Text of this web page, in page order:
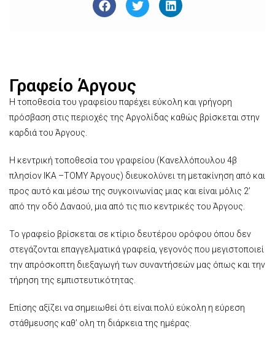
Γραφείο Άργους
Η τοποθεσία του γραφείου παρέχει εύκολη και γρήγορη
πρόσβαση στις περιοχές της Αργολίδας καθώς βρίσκεται στην
καρδιά του Άργους.
Η κεντρική τοποθεσία του γραφείου (Κανελλόπουλου 4β
πλησίον ΙΚΑ –ΤΟΜΥ Άργους) διευκολύνει τη μετακίνηση από και
προς αυτό και μέσω της συγκοινωνίας μιας και είναι μόλις 2’
από την οδό Δαναού, μια από τις πιο κεντρικές του Άργους.
Το γραφείο βρίσκεται σε κτίριο δευτέρου ορόφου όπου δεν
στεγάζονται επαγγελματικά γραφεία, γεγονός που μεγιστοποιεί
την απρόσκοπτη διεξαγωγή των συναντήσεών μας όπως και την
τήρηση της εμπιστευτικότητας.
Επίσης αξίζει να σημειωθεί ότι είναι πολύ εύκολη η εύρεση
στάθμευσης καθ’ ολη τη διάρκεια της ημέρας.